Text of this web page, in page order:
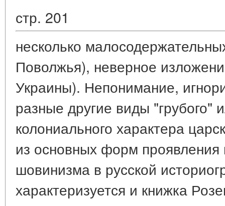
стр. 201
несколько
Поволжья), неверное
Украины). Непонимание,
разные другие виды "грубого"
колониального характера
из основных форм проявления
шовинизма в русской
характеризуется и книжка